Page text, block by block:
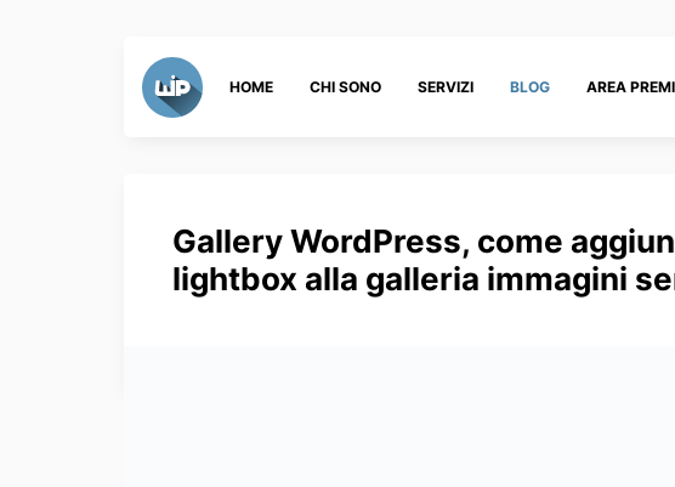
HOME CHI SONO SERVIZI BLOG AREA
Gallery WordPress, come
lightbox alla galleria immagini